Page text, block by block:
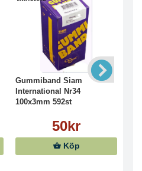
Gummiband Siam
International Nr34
100x3mm 592st
50kr
Köp